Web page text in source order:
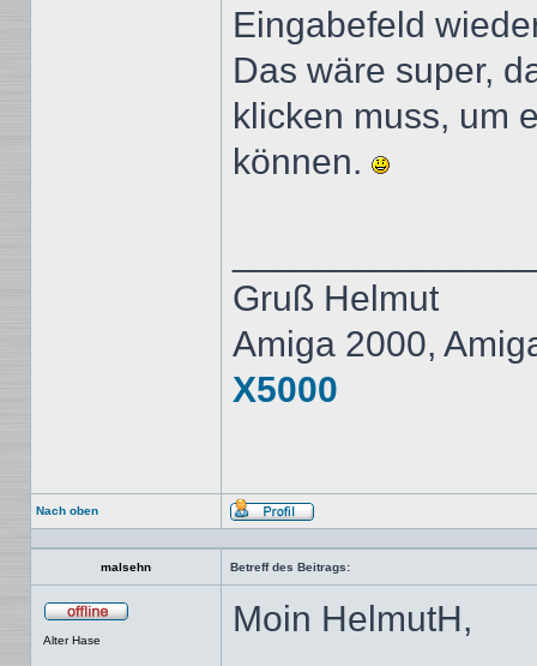
Eingabefeld
Das wäre super,
klicken muss, um
können.
Gruß Helmut
Amiga 2000,
X5000
Nach oben
Profil
malsehn Betreff des Beitrags:
Alter Hase
Moin HelmutH,